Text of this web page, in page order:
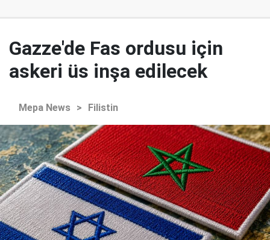
Gazze'de Fas ordusu için
askeri üs inşa edilecek
Mepa News > Filistin